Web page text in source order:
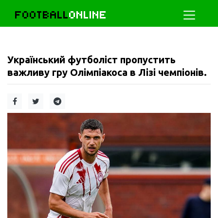
FOOTBALLONLINE
Український футболіст пропустить
важливу гру Олімпіакоса в Лізі чемпіонів.